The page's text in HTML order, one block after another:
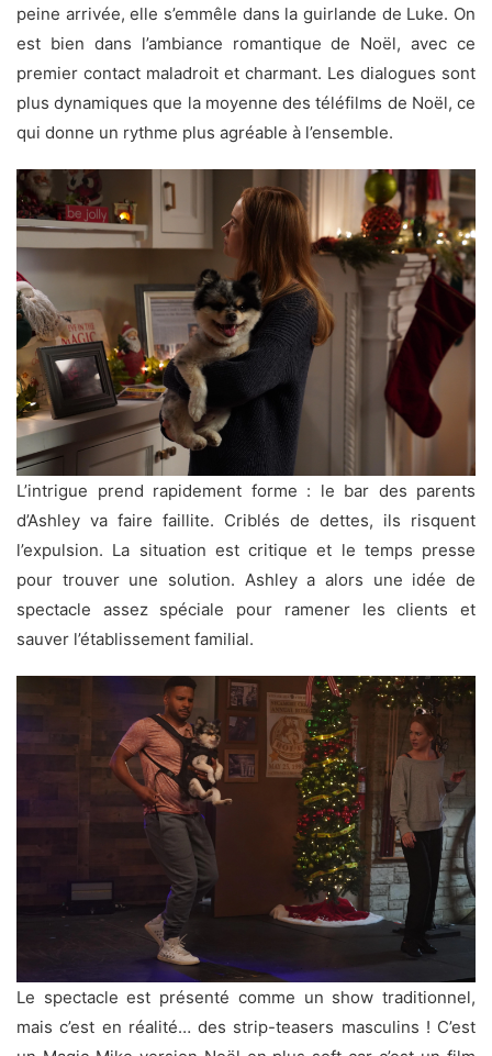
peine arrivée, elle s’emmêle dans la guirlande de Luke. On
est bien dans l’ambiance romantique de Noël, avec ce
premier contact maladroit et charmant. Les dialogues sont
plus dynamiques que la moyenne des téléfilms de Noël, ce
qui donne un rythme plus agréable à l’ensemble.
L’intrigue prend rapidement forme : le bar des parents
d’Ashley va faire faillite. Criblés de dettes, ils risquent
l’expulsion. La situation est critique et le temps presse
pour trouver une solution. Ashley a alors une idée de
spectacle assez spéciale pour ramener les clients et
sauver l’établissement familial.
Le spectacle est présenté comme un show traditionnel,
mais c’est en réalité… des strip-teasers masculins ! C’est